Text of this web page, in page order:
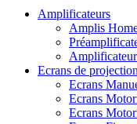
Amplificateurs
Amplis
Ecrans de projection
Ecrans
Ecrans
Ecrans